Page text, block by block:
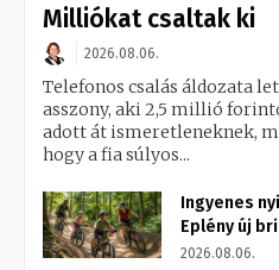
Milliókat csaltak ki
2026.08.06.
Telefonos csalás áldozata
asszony, aki 2,5 millió
adott át ismeretleneknek,
hogy a fia súlyos...
Ingyenes
Eplény új
2026.08.06.